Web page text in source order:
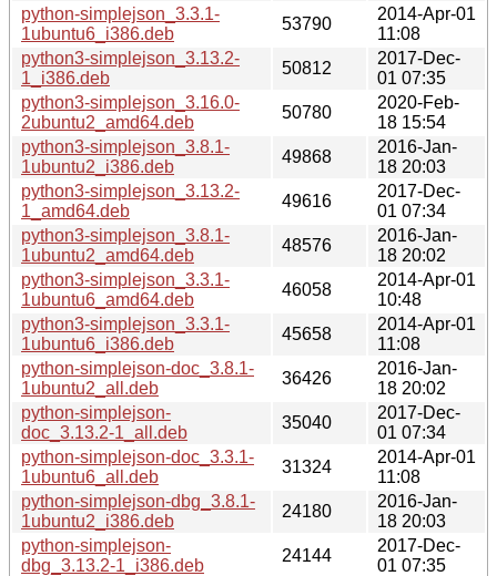
python-simplejson_3.3.1-
1ubuntu6_i386.deb
53790
2014-Apr-01
11:08
python3-simplejson_3.13.2-
1_i386.deb
50812
2017-Dec-
01 07:35
python3-simplejson_3.16.0-
2ubuntu2_amd64.deb
50780
2020-Feb-
18 15:54
python3-simplejson_3.8.1-
1ubuntu2_i386.deb
49868
2016-Jan-
18 20:03
python3-simplejson_3.13.2-
1_amd64.deb
49616
2017-Dec-
01 07:34
python3-simplejson_3.8.1-
1ubuntu2_amd64.deb
48576
2016-Jan-
18 20:02
python3-simplejson_3.3.1-
1ubuntu6_amd64.deb
46058
2014-Apr-01
10:48
python3-simplejson_3.3.1-
1ubuntu6_i386.deb
45658
2014-Apr-01
11:08
python-simplejson-doc_3.8.1-
1ubuntu2_all.deb
36426
2016-Jan-
18 20:02
python-simplejson-
doc_3.13.2-1_all.deb
35040
2017-Dec-
01 07:34
python-simplejson-doc_3.3.1-
1ubuntu6_all.deb
31324
2014-Apr-01
11:08
python-simplejson-dbg_3.8.1-
1ubuntu2_i386.deb
24180
2016-Jan-
18 20:03
python-simplejson-
dbg_3.13.2-1_i386.deb
24144
2017-Dec-
01 07:35